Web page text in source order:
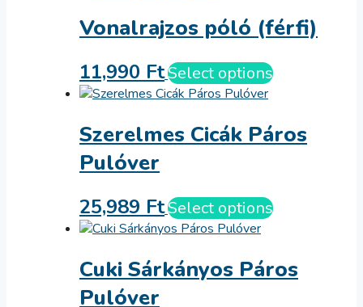
Vonalrajzos póló (férfi)
11,990 FtSelect options
Szerelmes Cicák Páros
Pulóver
25,989 FtSelect options
Cuki Sárkányos Páros
Pulóver